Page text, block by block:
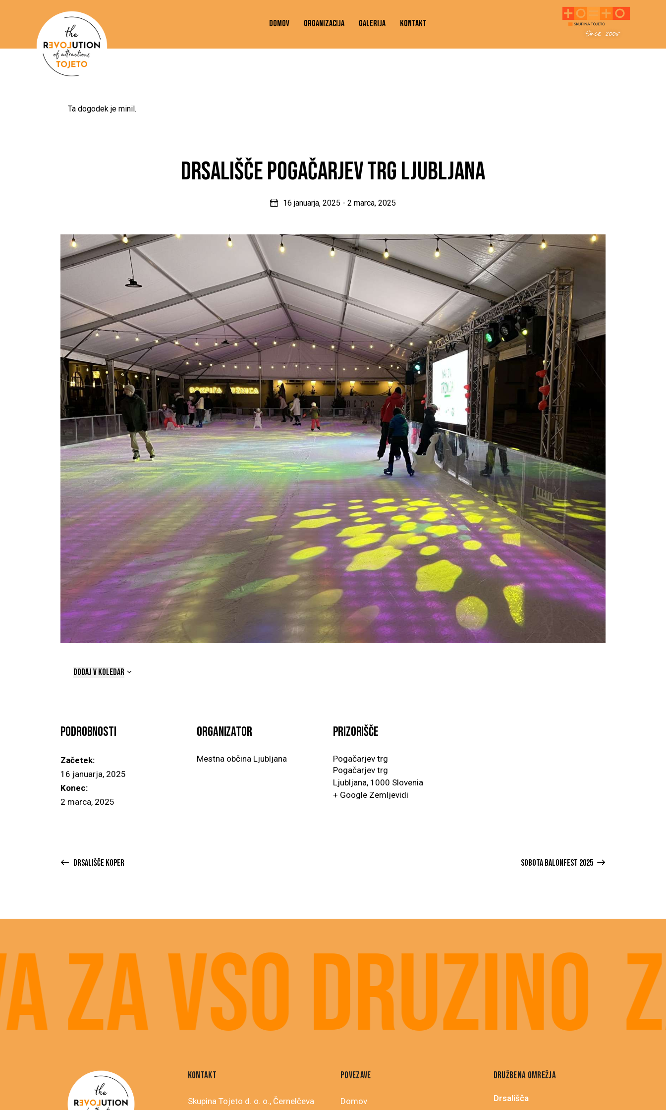
DOMOV ORGANIZACIJA GALERIJA KONTAKT
Since 2005
Ta dogodek je minil.
DRSALIŠČE POGAČARJEV TRG LJUBLJANA
16 januarja, 2025 - 2 marca, 2025
DODAJ V KOLEDAR
Podrobnosti
Začetek:
16 januarja, 2025
Konec:
2 marca, 2025
Organizator
Mestna občina Ljubljana
Prizorišče
Pogačarjev trg
Pogačarjev trg
Ljubljana, 1000 Slovenia
+ Google Zemljevidi
DRSALIŠČE KOPER SOBOTA BALONFEST 2025
za vso družino
KONTAKT
Skupina Tojeto d. o. o., Černelčeva
POVEZAVE
Domov
DRUŽBENA OMREŽJA
Drsališča